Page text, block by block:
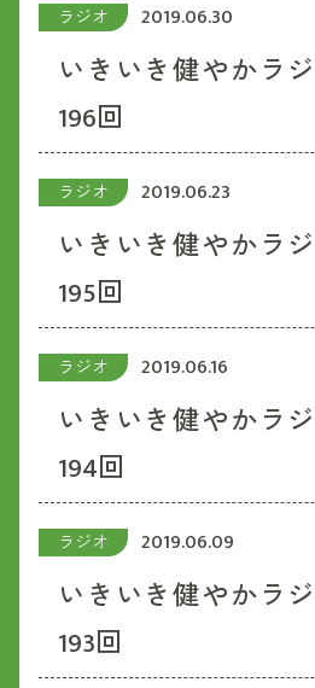
ラジオ 2019.06.30
いきいき健やかラ
196回
ラジオ 2019.06.23
いきいき健やかラ
195回
ラジオ 2019.06.16
いきいき健やかラ
194回
ラジオ 2019.06.09
いきいき健やかラ
193回